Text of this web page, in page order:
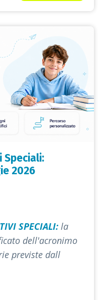
Speciali:
2026
SPECIALI: la
dell'acronimo
previste dall